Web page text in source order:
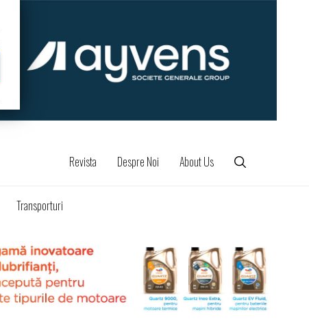
Revista Despre Noi About Us
Transporturi